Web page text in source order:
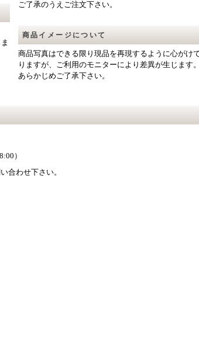
ご了承のうえご注文下さい。
商品イメージについて
商品写真はできる限り現品を再現するように心がけ
りますが、ご利用のモニターにより差異が生じます。
あらかじめご了承下さい。
）
合わせ下さい。